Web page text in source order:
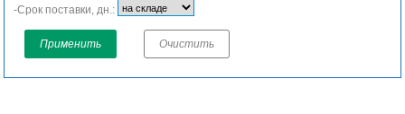
-Срок поставки, дн.:
Применить Очистить